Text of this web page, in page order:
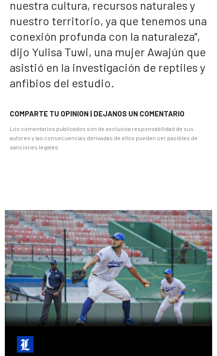
nuestra cultura, recursos naturales y
nuestro territorio, ya que tenemos una
conexión profunda con la naturaleza",
dijo Yulisa Tuwi, una mujer Awajún que
asistió en la investigación de reptiles y
anfibios del estudio.
COMPARTE TU OPINION | DEJANOS UN COMENTARIO
Los comentarios publicados son de exclusiva responsabilidad de sus
autores y las consecuencias derivadas de ellos pueden ser pasibles de
sanciones legales.